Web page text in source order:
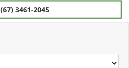
(67) 3461-2045